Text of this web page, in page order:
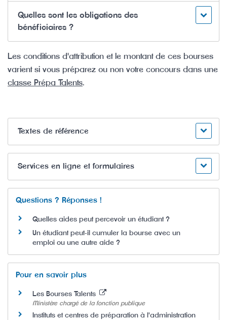
Quelles sont les obligations des
bénéficiaires ?
Les conditions d'attribution et le montant de ces bourses
varient si vous préparez ou non votre concours dans une
classe Prépa Talents.
Textes de référence
Services en ligne et formulaires
Questions ? Réponses !
Quelles aides peut percevoir un étudiant ?
Un étudiant peut-il cumuler la bourse avec un
emploi ou une autre aide ?
Pour en savoir plus
Les Bourses Talents
Ministère chargé de la fonction publique
Instituts et centres de préparation à l'administration